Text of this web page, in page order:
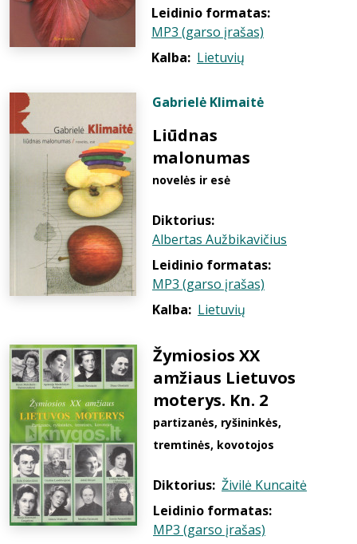
Leidinio formatas:
MP3 (garso įrašas)
Kalba: Lietuvių
Gabrielė Klimaitė
Liūdnas
malonumas
novelės ir esė
Diktorius:
Albertas Aužbikavičius
Leidinio formatas:
MP3 (garso įrašas)
Kalba: Lietuvių
Žymiosios XX
amžiaus Lietuvos
moterys. Kn. 2
partizanės, ryšininkės,
tremtinės, kovotojos
Diktorius: Živilė Kuncaitė
Leidinio formatas:
MP3 (garso įrašas)